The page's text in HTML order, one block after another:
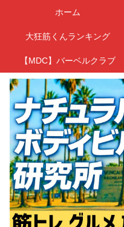
ホーム
大狂筋くんランキング
【MDC】バーベルクラブ